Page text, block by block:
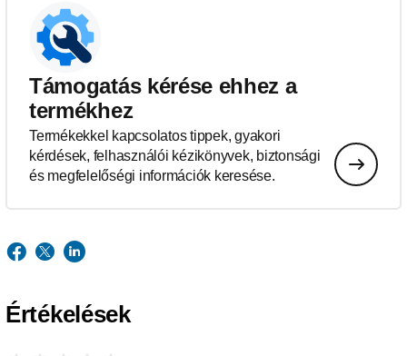
Támogatás kérése ehhez a
termékhez
Termékekkel kapcsolatos tippek, gyakori
kérdések, felhasználói kézikönyvek, biztonsági
és megfelelőségi információk keresése.
Értékelések